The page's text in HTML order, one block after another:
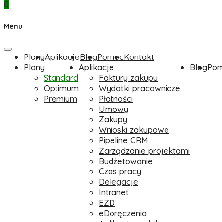
0
Menu
PlanyAplikacjeBlogPomocKontakt
Plany
Standard
Optimum
Premium
Aplikacje
Faktury zakupu
Wydatki pracownicze
Płatności
Umowy
Zakupy
Wnioski zakupowe
Pipeline CRM
Zarządzanie projektami
Budżetowanie
Czas pracy
Delegacje
Intranet
EZD
eDoręczenia
Blog